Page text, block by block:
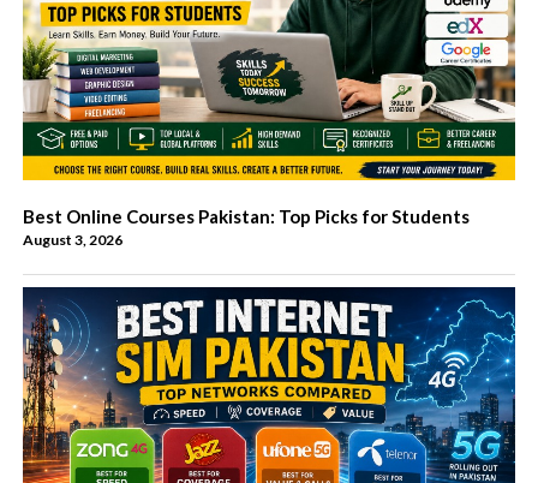
Best Online Courses Pakistan: Top Picks for Students
August 3, 2026